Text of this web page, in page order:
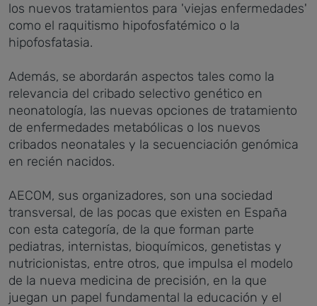
los nuevos tratamientos para 'viejas enfermedades'
como el raquitismo hipofosfatémico o la
hipofosfatasia.
Además, se abordarán aspectos tales como la
relevancia del cribado selectivo genético en
neonatología, las nuevas opciones de tratamiento
de enfermedades metabólicas o los nuevos
cribados neonatales y la secuenciación genómica
en recién nacidos.
AECOM, sus organizadores, son una sociedad
transversal, de las pocas que existen en España
con esta categoría, de la que forman parte
pediatras, internistas, bioquímicos, genetistas y
nutricionistas, entre otros, que impulsa el modelo
de la nueva medicina de precisión, en la que
juegan un papel fundamental la educación y el